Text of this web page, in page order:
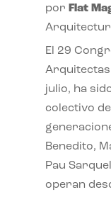
por Flat
El 29
Arquitectas
julio, ha
colectivo
Benedito,
Pau
operan